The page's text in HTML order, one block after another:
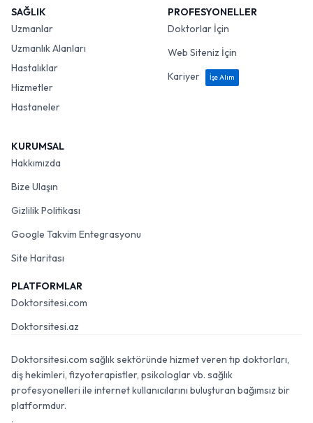
SAĞLIK
Uzmanlar
Uzmanlık Alanları
Hastalıklar
Hizmetler
Hastaneler
PROFESYONELLER
Doktorlar İçin
Web Siteniz İçin
Kariyer
İşe Alım
KURUMSAL
Hakkımızda
Bize Ulaşın
Gizlilik Politikası
Google Takvim Entegrasyonu
Site Haritası
PLATFORMLAR
Doktorsitesi.com
Doktorsitesi.az
Doktorsitesi.com sağlık sektöründe hizmet veren tıp doktorları,
diş hekimleri, fizyoterapistler, psikologlar vb. sağlık
profesyonelleri ile internet kullanıcılarını buluşturan bağımsız bir
platformdur.